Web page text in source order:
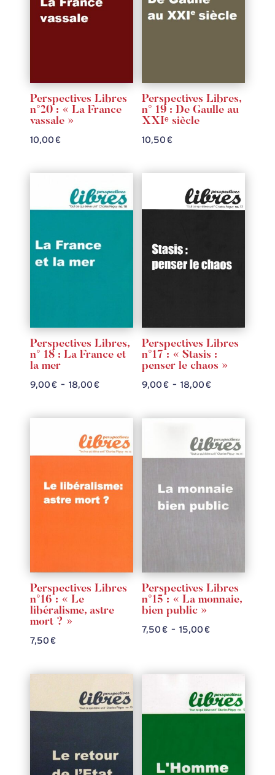
Perspectives Libres
n°20 : « La France
vassale »
10,00€
Perspectives Libres,
n° 19 : De Gaulle au
XXIᵉ siècle
10,50 €
Perspectives Libres,
n° 18 : La France et
la mer
9,00€ – 18,00€Plage
prix :
à
Perspectives Libres
n°17 : « Stasis :
penser le chaos »
9,00 € – 18,00 €Plage
prix :
à
Perspectives Libres
n°16 : « Le
libéralisme, astre
mort ? »
7,50€
Perspectives Libres
n°15 : « La monnaie,
bien public »
7,50 € – 15,00 €Plage
à
15,00 €